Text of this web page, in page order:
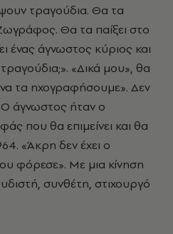
τραγούδια. Θα τα
Θα τα παίξει στο
ένας άγνωστος κύριος και
«Δικά μου», θα
τα ηχογραφήσουμε». Δεν
άγνωστος ήταν ο
που θα επιμείνει και θα
«Άκρη δεν έχει ο
φόρεσε». Με μια κίνηση
συνθέτη, στιχουργό